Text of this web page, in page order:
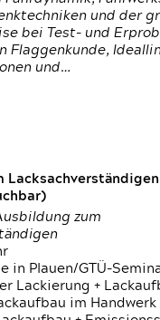
und der
bei Test- und
Flaggenkunde,
und…
Lacksachverständigen
zum
in Plauen/GTÜ-
Lackierung +
im Handwerk